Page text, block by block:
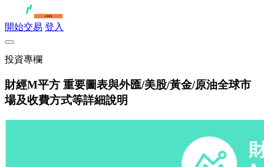
開始交易 登入
投資專欄
財經M平方 重要圖表與外匯/美股/黃金/原油全球市
場及收費方式等詳細說明